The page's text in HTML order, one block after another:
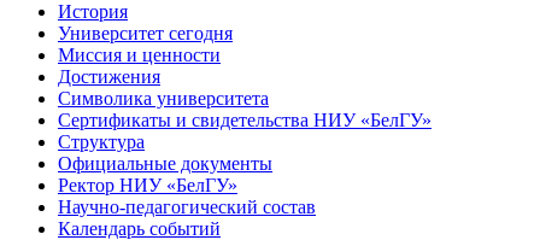
История
Университет сегодня
Миссия и ценности
Достижения
Символика университета
Сертификаты и свидетельства НИУ «БелГУ»
Структура
Официальные документы
Ректор НИУ «БелГУ»
Научно-педагогический состав
Календарь событий